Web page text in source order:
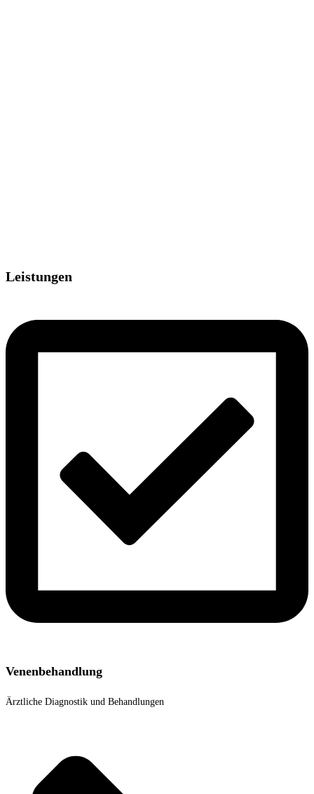
Leistungen
Venenbehandlung
Ärztliche Diagnostik und Behandlungen